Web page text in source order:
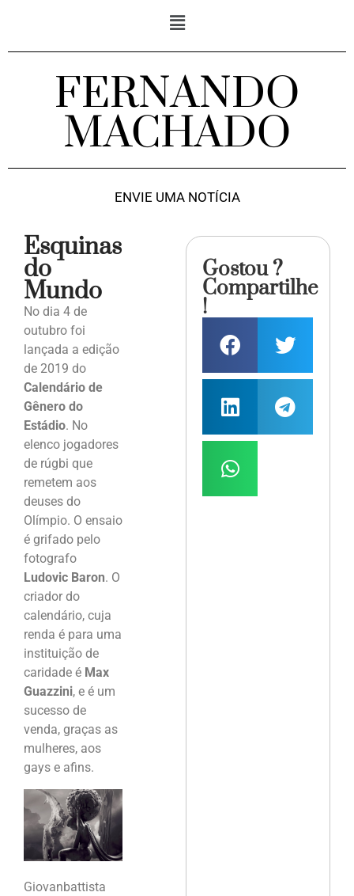
FERNANDO
MACHADO
ENVIE UMA NOTÍCIA
Esquinas
do
Mundo
No dia 4 de
outubro foi
lançada a edição
de 2019 do
Calendário de
Gênero do
Estádio. No
elenco jogadores
de rúgbi que
remetem aos
deuses do
Olímpio. O ensaio
é grifado pelo
fotografo
Ludovic Baron. O
criador do
calendário, cuja
renda é para uma
instituição de
caridade é Max
Guazzini, e é um
sucesso de
venda, graças as
mulheres, aos
gays e afins.
Giovanbattista
Gostou ?
Compartilhe
!